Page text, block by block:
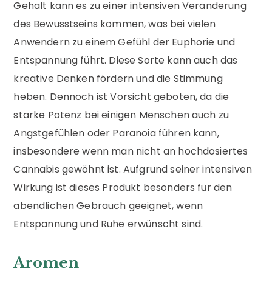
Gehalt kann es zu einer intensiven Veränderung
des Bewusstseins kommen, was bei vielen
Anwendern zu einem Gefühl der Euphorie und
Entspannung führt. Diese Sorte kann auch das
kreative Denken fördern und die Stimmung
heben. Dennoch ist Vorsicht geboten, da die
starke Potenz bei einigen Menschen auch zu
Angstgefühlen oder Paranoia führen kann,
insbesondere wenn man nicht an hochdosiertes
Cannabis gewöhnt ist. Aufgrund seiner intensiven
Wirkung ist dieses Produkt besonders für den
abendlichen Gebrauch geeignet, wenn
Entspannung und Ruhe erwünscht sind.
Aromen